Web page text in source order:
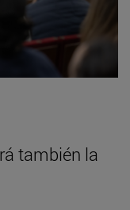
también la